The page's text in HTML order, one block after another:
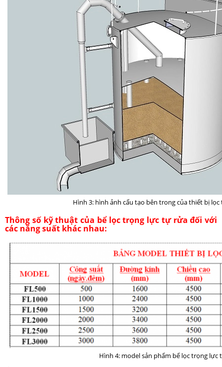
Hình 3: hình ảnh cấu tạo bên trong của thiết bị
Thông số kỹ thuật của bể lọc trọng lực tự rửa đối với
các năng suất khác nhau:
Hình 4: model sản phẩm bể lọc trọng lực